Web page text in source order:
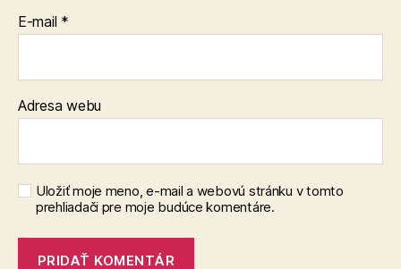
E-mail *
Adresa webu
Uložiť moje meno, e-mail a webovú stránku v tomto
prehliadači pre moje budúce komentáre.